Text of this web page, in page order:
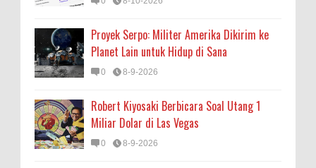
Proyek Serpo: Militer Amerika Dikirim ke
Planet Lain untuk Hidup di Sana
0 8-9-2026
Robert Kiyosaki Berbicara Soal Utang 1
Miliar Dolar di Las Vegas
0 8-9-2026